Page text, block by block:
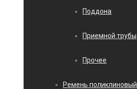
Поддона
Приемной трубы
Прочее
Ремень поликлиновый